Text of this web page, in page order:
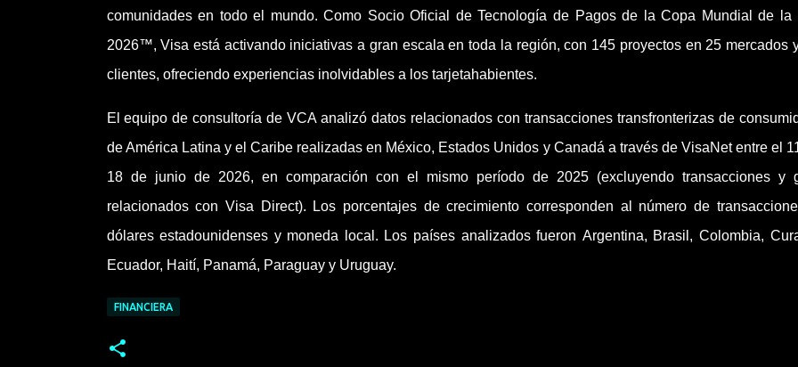
comunidades en todo el mundo. Como Socio Oficial de Tecnología de Pagos de la Copa Mundial de la
2026™, Visa está activando iniciativas a gran escala en toda la región, con 145 proyectos en 25 mercados
clientes, ofreciendo experiencias inolvidables a los tarjetahabientes.
El equipo de consultoría de VCA analizó datos relacionados con transacciones transfronterizas de
de América Latina y el Caribe realizadas en México, Estados Unidos y Canadá a través de VisaNet entre el
18 de junio de 2026, en comparación con el mismo período de 2025 (excluyendo transacciones y
relacionados con Visa Direct). Los porcentajes de crecimiento corresponden al número de
dólares estadounidenses y moneda local. Los países analizados fueron Argentina, Brasil, Colombia,
Ecuador, Haití, Panamá, Paraguay y Uruguay.
FINANCIERA